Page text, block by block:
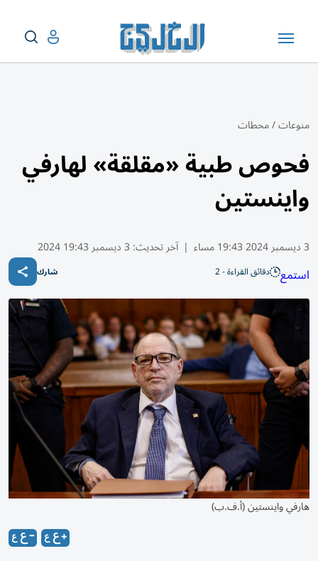
منوعات/محطات
فحوص طبية «مقلقة» لهارفي
واينستين
3 ديسمبر 2024 19:43 مساء | آخر تحديث: 3 ديسمبر 19:43 2024
استمع دقائق القراءة - 2 شارك
هارفي واينستين (أ.ف.ب)